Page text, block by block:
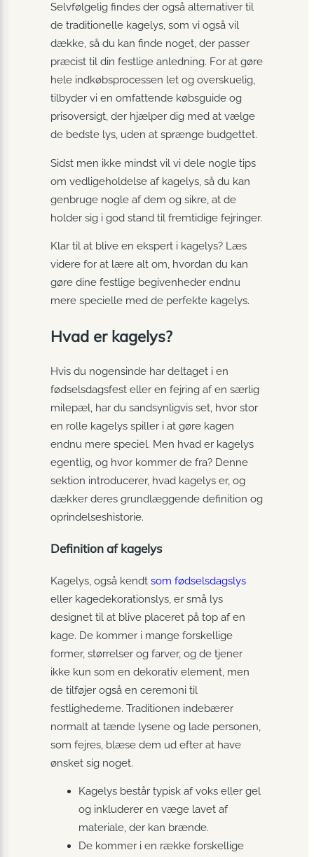
Selvfølgelig findes der også alternativer til
de traditionelle kagelys, som vi også vil
dække, så du kan finde noget, der passer
præcist til din festlige anledning. For at gøre
hele indkøbsprocessen let og overskuelig,
tilbyder vi en omfattende købsguide og
prisoversigt, der hjælper dig med at vælge
de bedste lys, uden at sprænge budgettet.
Sidst men ikke mindst vil vi dele nogle tips
om vedligeholdelse af kagelys, så du kan
genbruge nogle af dem og sikre, at de
holder sig i god stand til fremtidige fejringer.
Klar til at blive en ekspert i kagelys? Læs
videre for at lære alt om, hvordan du kan
gøre dine festlige begivenheder endnu
mere specielle med de perfekte kagelys.
Hvad er kagelys?
Hvis du nogensinde har deltaget i en
fødselsdagsfest eller en fejring af en særlig
milepæl, har du sandsynligvis set, hvor stor
en rolle kagelys spiller i at gøre kagen
endnu mere speciel. Men hvad er kagelys
egentlig, og hvor kommer de fra? Denne
sektion introducerer, hvad kagelys er, og
dækker deres grundlæggende definition og
oprindelseshistorie.
Definition af kagelys
Kagelys, også kendt som fødselsdagslys
eller kagedekorationslys, er små lys
designet til at blive placeret på top af en
kage. De kommer i mange forskellige
former, størrelser og farver, og de tjener
ikke kun som en dekorativ element, men
de tilføjer også en ceremoni til
festlighederne. Traditionen indebærer
normalt at tænde lysene og lade personen,
som fejres, blæse dem ud efter at have
ønsket sig noget.
Kagelys består typisk af voks eller gel
og inkluderer en væge lavet af
materiale, der kan brænde.
De kommer i en række forskellige